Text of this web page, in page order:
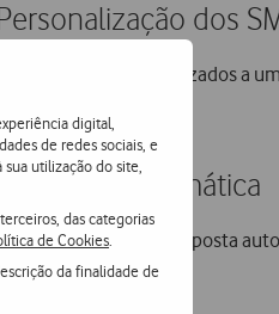
digital,
de redes sociais, e
utilização do site,
das categorias
de Cookies
da finalidade de
Personalização dos
Envio de SMS personalizados a
Resposta automática
de regras de resposta